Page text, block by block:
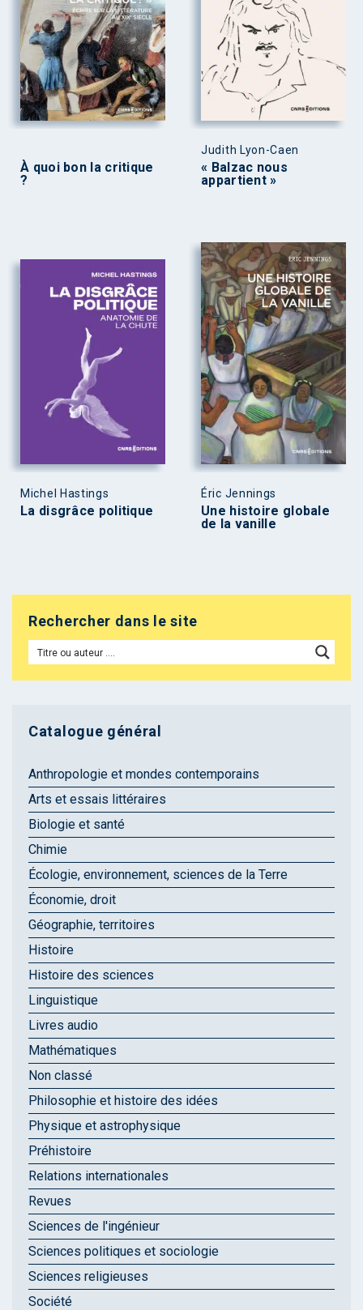
À quoi bon la critique
?
Judith Lyon-Caen
« Balzac nous
appartient »
Michel Hastings
La disgrâce politique
Éric Jennings
Une histoire globale
de la vanille
Rechercher dans le site
Catalogue général
Anthropologie et mondes contemporains
Arts et essais littéraires
Biologie et santé
Chimie
Écologie, environnement, sciences de la Terre
Économie, droit
Géographie, territoires
Histoire
Histoire des sciences
Linguistique
Livres audio
Mathématiques
Non classé
Philosophie et histoire des idées
Physique et astrophysique
Préhistoire
Relations internationales
Revues
Sciences de l'ingénieur
Sciences politiques et sociologie
Sciences religieuses
Société